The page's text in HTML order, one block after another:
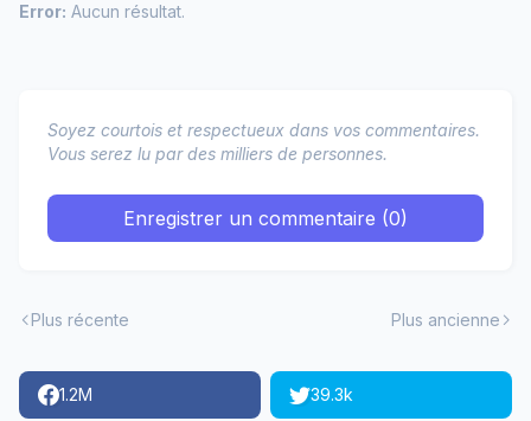
Error: Aucun résultat.
Soyez courtois et respectueux dans vos commentaires.
Vous serez lu par des milliers de personnes.
Enregistrer un commentaire (0)
Plus récente Plus ancienne
1.2M 39.3k